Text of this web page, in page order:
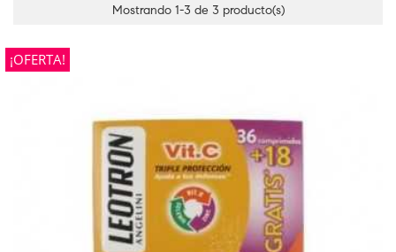
Mostrando 1-3 de 3 producto(s)
¡OFERTA!